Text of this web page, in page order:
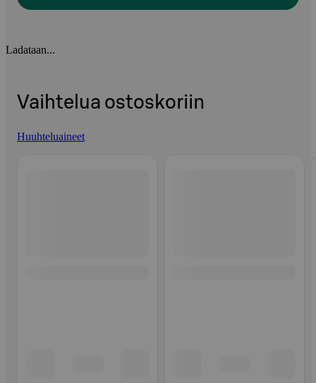
Ladataan...
Vaihtelua ostoskoriin
Huuhteluaineet